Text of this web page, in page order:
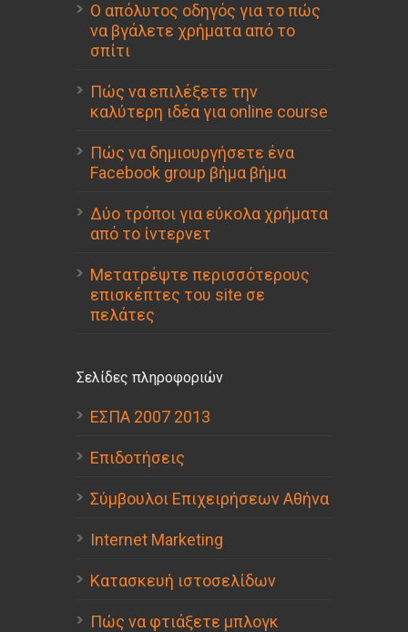
Ο απόλυτος οδηγός για το πώς
να βγάλετε χρήματα από το
σπίτι
Πώς να επιλέξετε την
καλύτερη ιδέα για online course
Πώς να δημιουργήσετε ένα
Facebook group βήμα βήμα
Δύο τρόποι για εύκολα χρήματα
από το ίντερνετ
Μετατρέψτε περισσότερους
επισκέπτες του site σε
πελάτες
Σελίδες πληροφοριών
ΕΣΠΑ 2007 2013
Επιδοτήσεις
Σύμβουλοι Επιχειρήσεων Αθήνα
Internet Marketing
Κατασκευή ιστοσελίδων
Πώς να φτιάξετε μπλογκ